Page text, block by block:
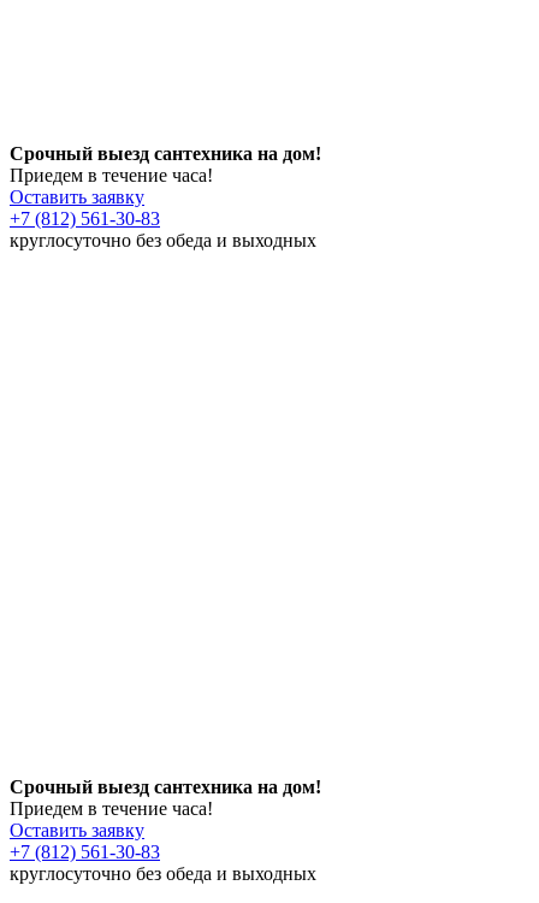
Срочный выезд сантехника на дом!
Приедем в течение часа!
Оставить заявку
+7 (812) 561-30-83
круглосуточно без обеда и выходных
Срочный выезд сантехника на дом!
Приедем в течение часа!
Оставить заявку
+7 (812) 561-30-83
круглосуточно без обеда и выходных